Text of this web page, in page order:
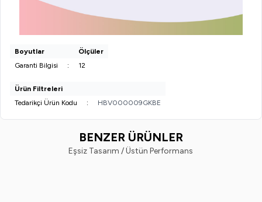
Boyutlar
Ölçüler
Garanti Bilgisi
: 12
Ürün Filtreleri
Tedarikçi Ürün Kodu
: HBV000009GKBE
BENZER ÜRÜNLER
Eşsiz Tasarım / Üstün Performans